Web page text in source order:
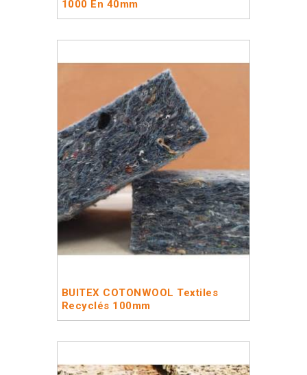
1000 En 40mm
BUITEX COTONWOOL Textiles
Recyclés 100mm